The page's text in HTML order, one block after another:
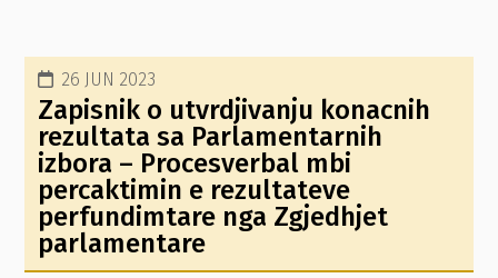
26 JUN 2023
Zapisnik o utvrdjivanju konacnih
rezultata sa Parlamentarnih
izbora – Procesverbal mbi
percaktimin e rezultateve
perfundimtare nga Zgjedhjet
parlamentare